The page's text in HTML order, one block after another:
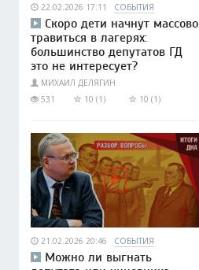
22.02.2026 17:11 СОБЫТИЯ
Скоро дети начнут массово
травиться в лагерях:
большинство депутатов ГД
это не интересует?
МИХАИЛ ДЕЛЯГИН
531
10 (1) 10 (1)
21.02.2026 20:46 СОБЫТИЯ
Можно ли выгнать